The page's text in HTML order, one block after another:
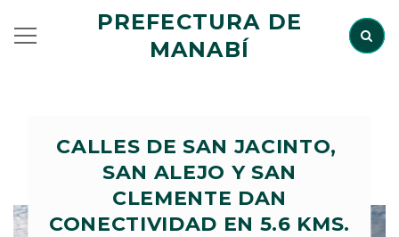
PREFECTURA DE
MANABÍ
CALLES DE SAN JACINTO,
SAN ALEJO Y SAN
CLEMENTE DAN
CONECTIVIDAD EN 5.6 KMS.